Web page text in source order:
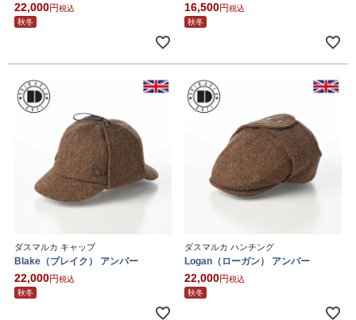
22,000
税込
秋冬
16,500
税込
秋冬
ダスマルカ キャップ
Blake（ブレイク） アンバー
22,000
税込
秋冬
ダスマルカ ハンチング
Logan（ローガン） アンバー
22,000
税込
秋冬